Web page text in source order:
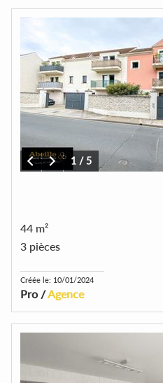
1 /5
44 m²
3 pièces
Créée le: 10/01/2024
Pro /Agence